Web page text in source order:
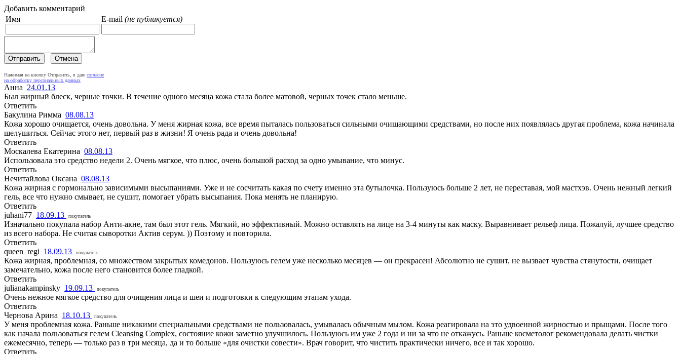
Добавить комментарий
Имя
E-mail (не публикуется)
Нажимая на кнопку Отправить, я даю согласие
на обработку персональных данных
Анна 24.01.13
Был жирный блеск, черные точки. В течение одного месяца кожа стала более матовой, черных точек стало меньше.
Ответить
Бакулина Римма 08.08.13
Кожа хорошо очищается, очень довольна. У меня жирная кожа, все время пыталась пользоваться сильными очищающими средствами, но после них появлялась другая проблема, кожа начинала
шелушиться. Сейчас этого нет, первый раз в жизни! Я очень рада и очень довольна!
Ответить
Москалева Екатерина 08.08.13
Использовала это средство недели 2. Очень мягкое, что плюс, очень большой расход за одно умывание, что минус.
Ответить
Нечитайлова Оксана 08.08.13
Кожа жирная с гормонально зависимыми высыпаниями. Уже и не сосчитать какая по счету именно эта бутылочка. Пользуюсь больше 2 лет, не переставая, мой мастхэв. Очень нежный легкий
гель, все что нужно смывает, не сушит, помогает убрать высыпания. Пока менять не планирую.
Ответить
juhani77 18.09.13 покупатель
Изначально покупала набор Анти-акне, там был этот гель. Мягкий, но эффективный. Можно оставлять на лице на 3-4 минуты как маску. Выравнивает рельеф лица. Пожалуй, лучшее средство
из всего набора. Не считая сыворотки Актив серум. )) Поэтому и повторила.
Ответить
queen_regi 18.09.13 покупатель
Кожа жирная, проблемная, со множеством закрытых комедонов. Пользуюсь гелем уже несколько месяцев — он прекрасен! Абсолютно не сушит, не вызвает чувства стянутости, очищает
замечательно, кожа после него становится более гладкой.
Ответить
julianakampinsky 19.09.13 покупатель
Очень нежное мягкое средство для очищения лица и шеи и подготовки к следующим этапам ухода.
Ответить
Чернова Арина 18.10.13 покупатель
У меня проблемная кожа. Раньше никакими специальными средствами не пользовалась, умывалась обычным мылом. Кожа реагировала на это удвоенной жирностью и прыщами. После того
как начала пользоваться гелем Cleansing Complex, состояние кожи заметно улучшилось. Пользуюсь им уже 2 года и ни за что не откажусь. Раньше косметолог рекомендовала делать чистки
ежемесячно, теперь — только раз в три месяца, да и то больше «для очистки совести». Врач говорит, что чистить практически ничего, все и так хорошо.
Ответить